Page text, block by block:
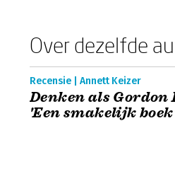
Over dezelfde
Recensie | Annett Keizer
Denken als Gordon
'Een smakelijk